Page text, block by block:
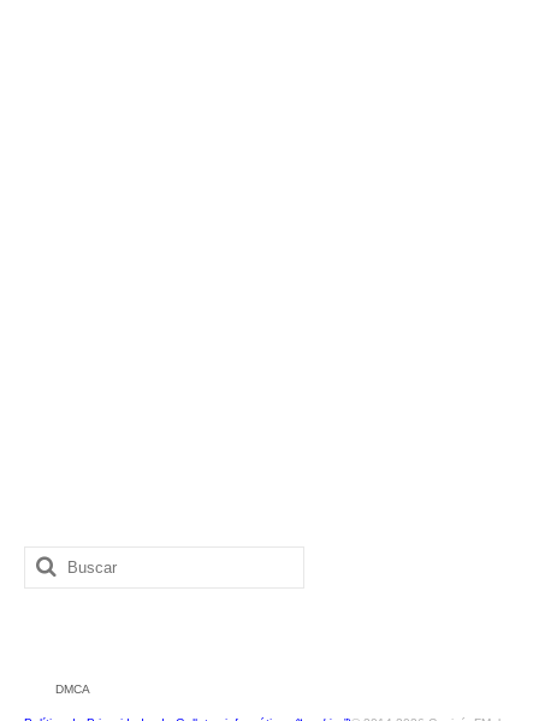
Buscar
por:
DMCA